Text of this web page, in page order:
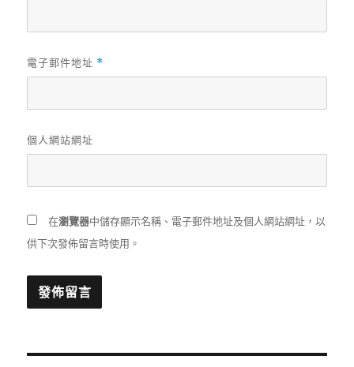
電子郵件地址 *
個人網站網址
在瀏覽器中儲存顯示名稱、電子郵件地址及個人網站網址，以
供下次發佈留言時使用。